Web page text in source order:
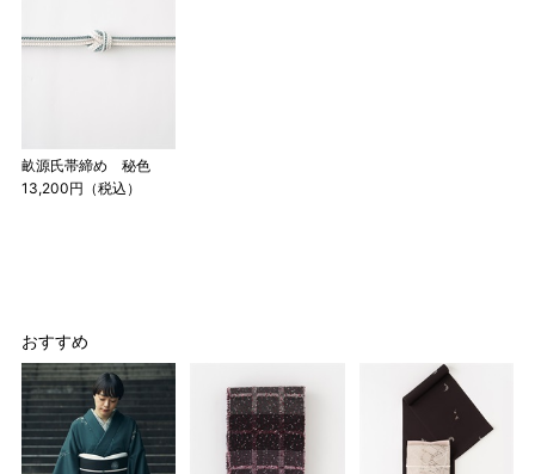
畝源氏帯締め 秘色
13,200円（税込）
おすすめ